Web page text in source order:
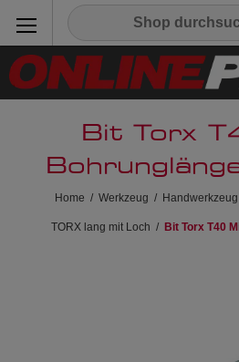
Bit Torx
Home / Werkzeug / Handwerkzeug
TORX lang mit Loch / Bit Torx T40